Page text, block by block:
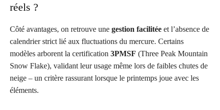
réels ?
Côté avantages, on retrouve une gestion facilitée et l’absence de
calendrier strict lié aux fluctuations du mercure. Certains
modèles arborent la certification 3PMSF (Three Peak Mountain
Snow Flake), validant leur usage même lors de faibles chutes de
neige – un critère rassurant lorsque le printemps joue avec les
éléments.